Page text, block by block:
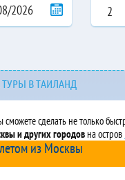
2
В ТАИЛАНД
сможете сделать не только
и других городовна остров
из Москвы